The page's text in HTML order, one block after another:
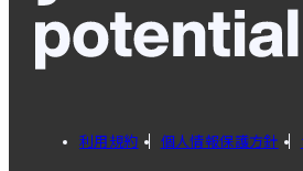
利用規約 個人情報保護方針